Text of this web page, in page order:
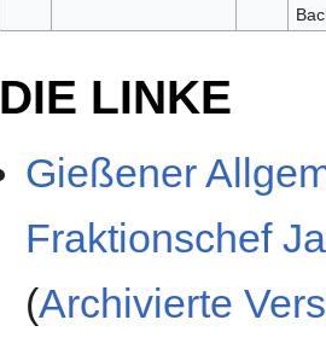
DIE LINKE
Gießener
Fraktionschef
(Archivierte